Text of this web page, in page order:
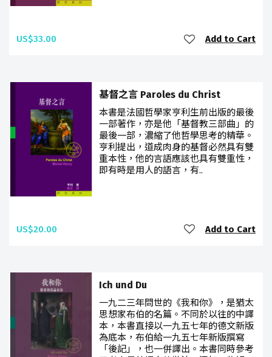
US$33.00 Add to Cart
基督之言 Paroles du Christ
本書是法國哲學家亨利生前出版的最後
一部著作，亦是他「基督教三部曲」的
最後一部，濃縮了他哲學思考的精華。
亨利提出，道成肉身的基督必然具有雙
重本性，他的言語應該也具有雙重性，
即有時是用人的語言，有..
US$20.00 Add to Cart
Ich und Du
一九二三年問世的《我和你》，是猶太
思想家布伯的名篇。不同於以往的中譯
本，本書直接以一九五七年的德文新版
為底本，布伯給一九五七年新版撰寫
「後記」，也一併譯出。本書同時參考